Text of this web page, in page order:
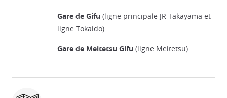
Gare de Gifu (ligne principale JR Takayama et
ligne Tokaido)
Gare de Meitetsu Gifu (ligne Meitetsu)